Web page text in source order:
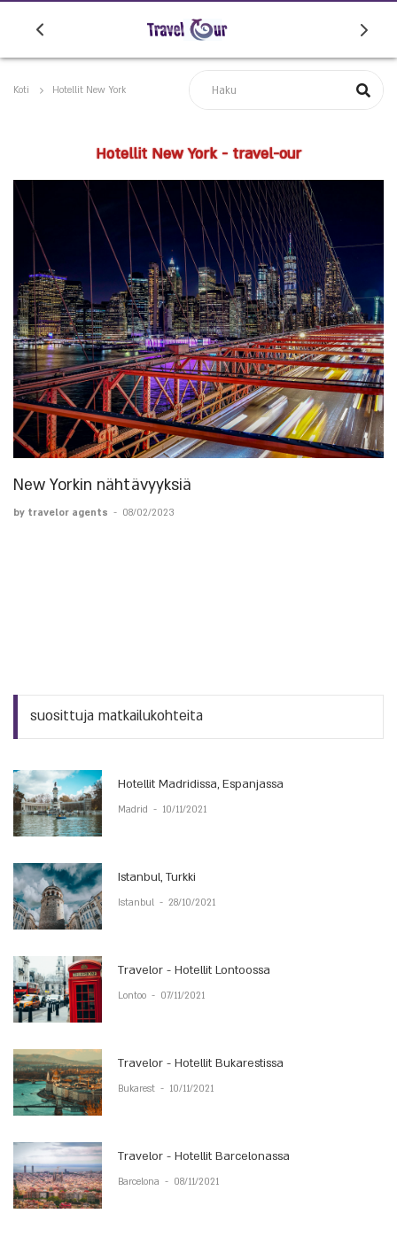
Koti Hotellit New York
Hotellit New York - travel-our
New Yorkin nähtävyyksiä
by travelor agents - 08/02/2023
suosittuja matkailukohteita
Hotellit Madridissa, Espanjassa
Madrid - 10/11/2021
Istanbul, Turkki
Istanbul - 28/10/2021
Travelor - Hotellit Lontoossa
Lontoo - 07/11/2021
Travelor - Hotellit Bukarestissa
Bukarest - 10/11/2021
Travelor - Hotellit Barcelonassa
Barcelona - 08/11/2021